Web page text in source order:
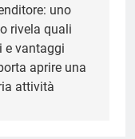
uno
rivela quali
e vantaggi
aprire una
attività